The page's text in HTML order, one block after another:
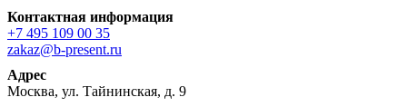
Контактная информация
+7 495 109 00 35
zakaz@b-present.ru
Адрес
Москва, ул. Тайнинская, д. 9